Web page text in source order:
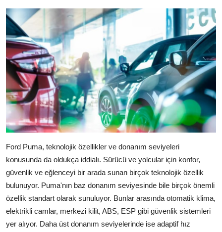
Ford Puma, teknolojik özellikler ve donanım seviyeleri
konusunda da oldukça iddialı. Sürücü ve yolcular için konfor,
güvenlik ve eğlenceyi bir arada sunan birçok teknolojik özellik
bulunuyor. Puma'nın baz donanım seviyesinde bile birçok önemli
özellik standart olarak sunuluyor. Bunlar arasında otomatik klima,
elektrikli camlar, merkezi kilit, ABS, ESP gibi güvenlik sistemleri
yer alıyor. Daha üst donanım seviyelerinde ise adaptif hız